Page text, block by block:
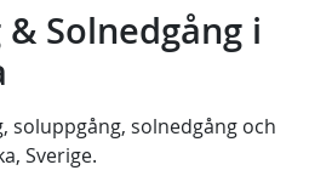
Solnedgång i
, soluppgång, solnedgång och
Sverige.